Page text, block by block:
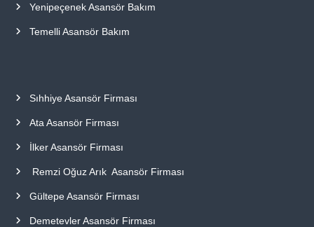
Yenipeçenek Asansör Bakım
Temelli Asansör Bakım
Sıhhiye Asansör Firması
Ata Asansör Firması
İlker Asansör Firması
Remzi Oğuz Arık Asansör Firması
Gültepe Asansör Firması
Demetevler Asansör Firması